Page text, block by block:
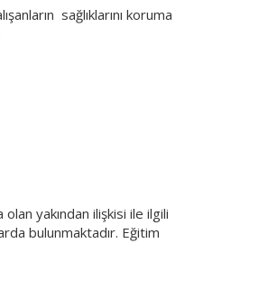
sağlıklarını koruma
yakından ilişkisi ile ilgili
bulunmaktadır. Eğitim